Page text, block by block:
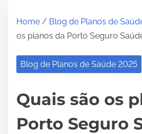
Home / Blog de Planos de
os planos da Porto Seguro
Blog de Planos de Saúde 2025
Quais são os
Porto Seguro